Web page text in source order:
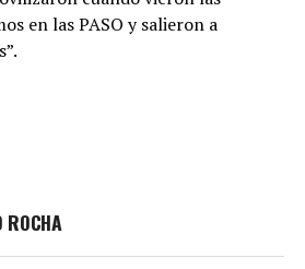
en las PASO y salieron a
ROCHA